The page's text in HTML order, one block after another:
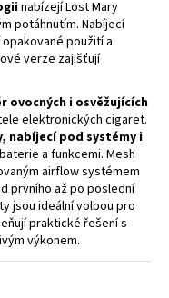
nabízejí Lost Mary
potáhnutím. Nabíjecí
použití a
verze zajišťují
ovocných i osvěžujících
elektronických cigaret.
nabíjecí pod systémy i
a funkcemi. Mesh
airflow systémem
prvního až po poslední
jsou ideální volbou pro
praktické řešení s
výkonem.